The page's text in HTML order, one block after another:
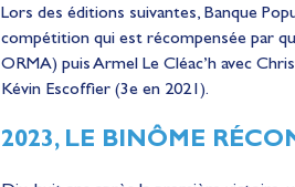
Lors des éditions suivantes, Banque
compétition qui est récompensée par
ORMA) puis Armel Le Cléac’h avec
Kévin Escoffier (3e en 2021).
2023, LE BINÔME